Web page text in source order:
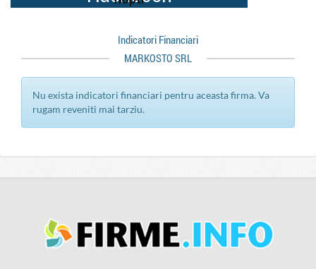
Indicatori Financiari
MARKOSTO SRL
Nu exista indicatori financiari pentru aceasta firma. Va
rugam reveniti mai tarziu.